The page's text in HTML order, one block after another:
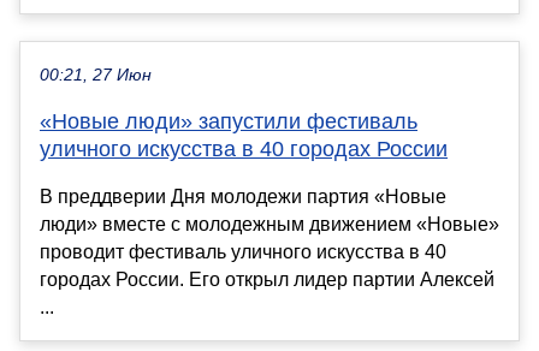
00:21, 27 Июн
«Новые люди» запустили фестиваль
уличного искусства в 40 городах России
В преддверии Дня молодежи партия «Новые
люди» вместе с молодежным движением «Новые»
проводит фестиваль уличного искусства в 40
городах России. Его открыл лидер партии Алексей
...